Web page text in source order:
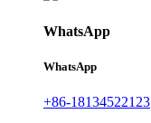
WhatsApp
WhatsApp
+86-18134522123